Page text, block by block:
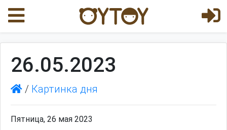
26.05.2023
/ Картинка дня
Пятница, 26 мая 2023